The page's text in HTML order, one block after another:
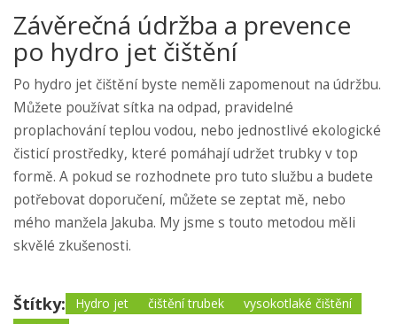
Závěrečná údržba a prevence
po hydro jet čištění
Po hydro jet čištění byste neměli zapomenout na údržbu.
Můžete používat sítka na odpad, pravidelné
proplachování teplou vodou, nebo jednostlivé ekologické
čisticí prostředky, které pomáhají udržet trubky v top
formě. A pokud se rozhodnete pro tuto službu a budete
potřebovat doporučení, můžete se zeptat mě, nebo
mého manžela Jakuba. My jsme s touto metodou měli
skvělé zkušenosti.
Štítky: Hydro jet čištění trubek
vysokotlaké čištění